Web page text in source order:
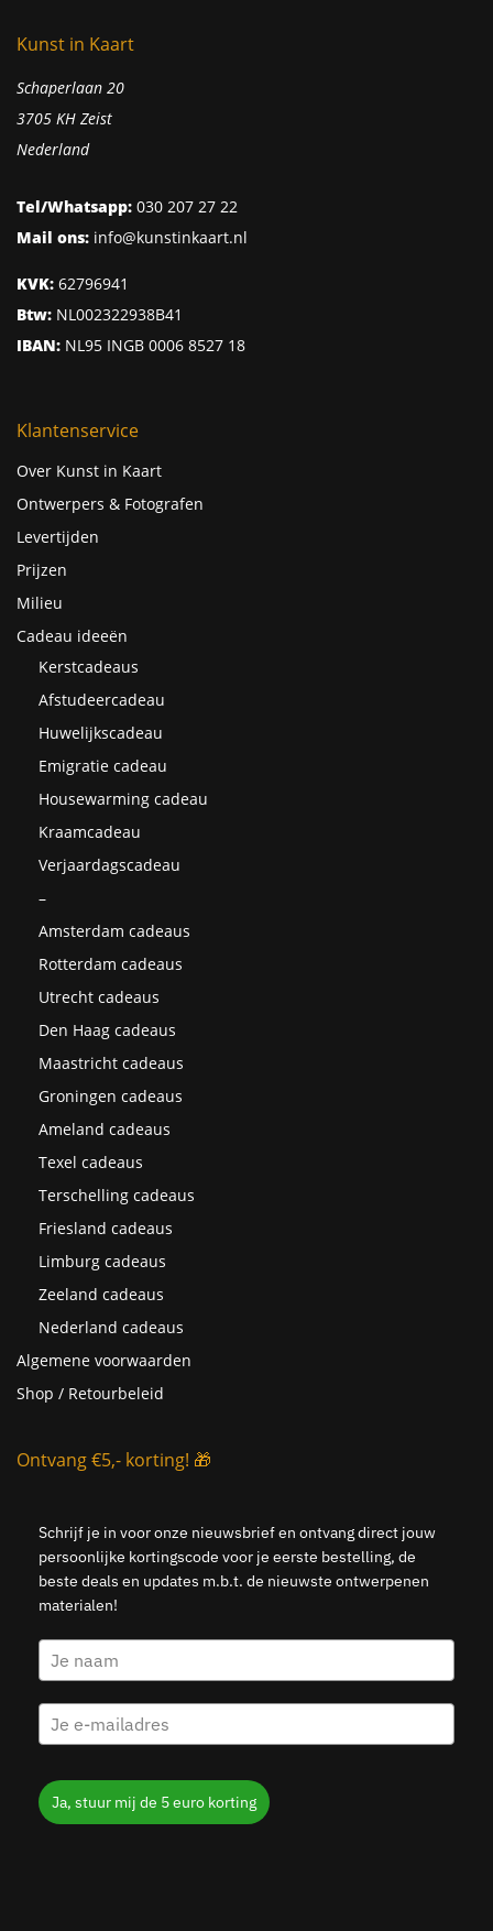
Kunst in Kaart
Schaperlaan 20
3705 KH Zeist
Nederland
Tel/Whatsapp: 030 207 27 22
Mail ons: info@kunstinkaart.nl
KVK: 62796941
Btw: NL002322938B41
IBAN: NL95 INGB 0006 8527 18
Klantenservice
Over Kunst in Kaart
Ontwerpers & Fotografen
Levertijden
Prijzen
Milieu
Cadeau ideeën
Kerstcadeaus
Afstudeercadeau
Huwelijkscadeau
Emigratie cadeau
Housewarming cadeau
Kraamcadeau
Verjaardagscadeau
–
Amsterdam cadeaus
Rotterdam cadeaus
Utrecht cadeaus
Den Haag cadeaus
Maastricht cadeaus
Groningen cadeaus
Ameland cadeaus
Texel cadeaus
Terschelling cadeaus
Friesland cadeaus
Limburg cadeaus
Zeeland cadeaus
Nederland cadeaus
Algemene voorwaarden
Shop / Retourbeleid
Ontvang €5,- korting! 🎁
Schrijf je in voor onze nieuwsbrief en ontvang direct jouw
persoonlijke kortingscode voor je eerste bestelling, de
beste deals en updates m.b.t. de nieuwste ontwerpenen
materialen!
Ja, stuur mij de 5 euro korting